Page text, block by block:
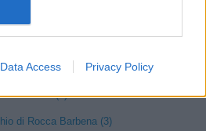
Data Access Privacy Policy
Carcare (77)
Lerrone (3)
(4)
di Rocca Barbena (3)